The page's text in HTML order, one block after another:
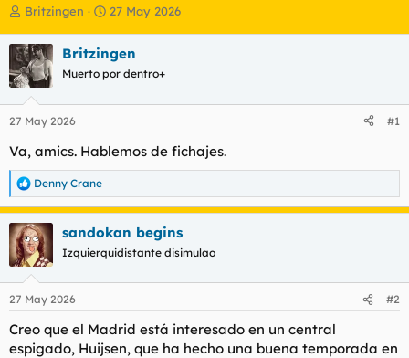
I
i
c
i
a
d
o
d
e
l
t
e
m
a
Britzingen
F
h
a
e
i
c
o
27 May 2026
Britzingen
Muerto por dentro+
27 May 2026 #1
Va, amics. Hablemos de fichajes.
R
e
a
c
c
i
e
:
Denny Crane
sandokan begins
Izquierquidistante disimulao
27 May 2026 #2
Creo que el Madrid está interesado en un central
espigado, Huijsen, que ha hecho una buena temporada en